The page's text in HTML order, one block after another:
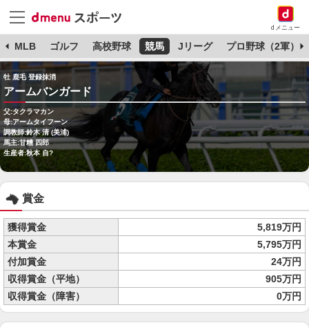
dメニュー
MLB ゴルフ 高校野球 競馬 Jリーグ プロ野球（2軍）
牡 鹿毛 登録抹消
アームバンガード
父:タクラマカン
母:アームタイフーン
調教師:鈴木 清 (美浦)
馬主:甘糟 四郎
生産者:秋本 自?
賞金
獲得賞金
5,819万円
本賞金
5,795万円
付加賞金
24万円
収得賞金（平地）
905万円
収得賞金（障害）
0万円